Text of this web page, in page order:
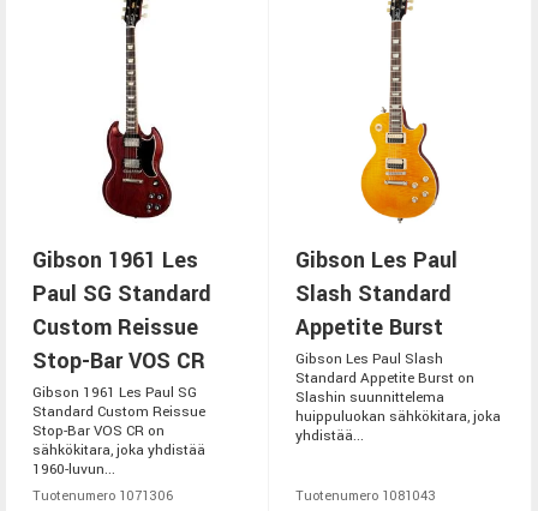
Gibson 1961 Les
Paul SG Standard
Custom Reissue
Stop-Bar VOS CR
Gibson 1961 Les Paul SG
Standard Custom Reissue
Stop-Bar VOS CR on
sähkökitara, joka yhdistää
1960-luvun...
Tuotenumero 1071306
Gibson Les Paul
Slash Standard
Appetite Burst
Gibson Les Paul Slash
Standard Appetite Burst on
Slashin suunnittelema
huippuluokan sähkökitara, joka
yhdistää...
Tuotenumero 1081043